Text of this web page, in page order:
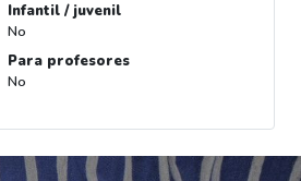
Infantil / juvenil
No
Para profesores
No